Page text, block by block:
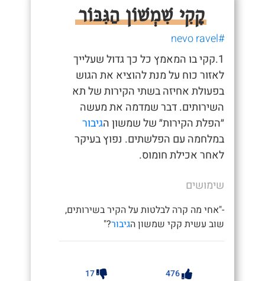
קָקִי שִׁמְשׁוֹן הַגִּבּוֹר
#nevo ravel
1.קקי בו המאמץ כל כך גדול שעלייך
לאזור כוח על מנת להוציא את הגוש
בפעולת אחיזה בשתי הקירות של תא
השירותים. דבר שמדמה את מעשה
״הפלת הקירות״ של שמשון הגיבור
במלחמה עם הפלשתים. נפוץ בעיקר
לאחר אכילת חומוס.
שימושים
-"אחי מה קרה לבלטות על הקיר בשירותים,
שוב עשית קקי שמשון הגיבור?"
476
17